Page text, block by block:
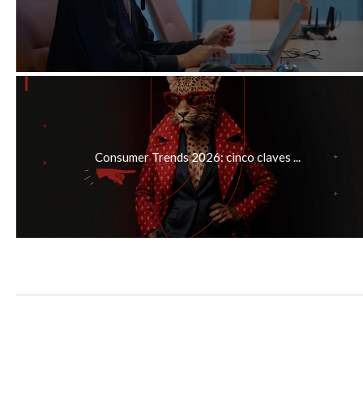
Consumer Trends 2026: cinco claves ...